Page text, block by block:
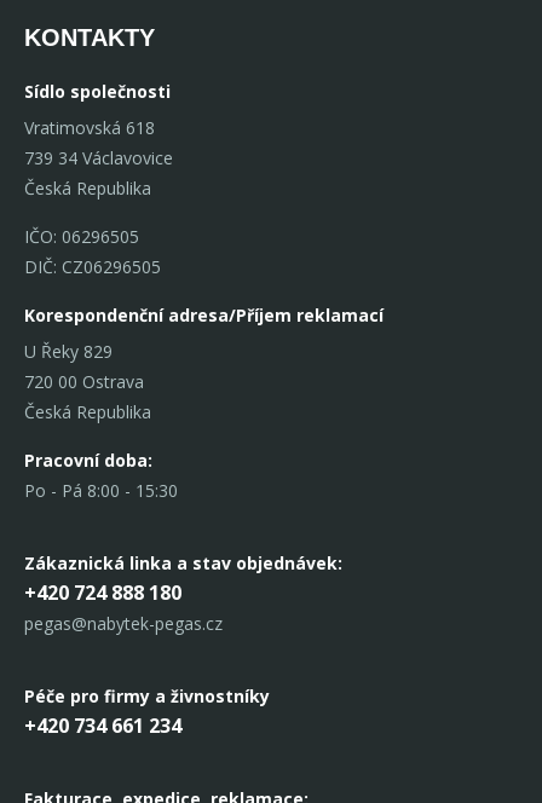
KONTAKTY
Sídlo společnosti
Vratimovská 618
739 34 Václavovice
Česká Republika
IČO: 06296505
DIČ: CZ06296505
Korespondenční adresa/Příjem reklamací
U Řeky 829
720 00 Ostrava
Česká Republika
Pracovní doba:
Po - Pá 8:00 - 15:30
Zákaznická linka a stav objednávek:
+420 724 888 180
pegas@nabytek-pegas.cz
Péče pro firmy a živnostníky
+420 734 661 234
Fakturace, expedice, reklamace: